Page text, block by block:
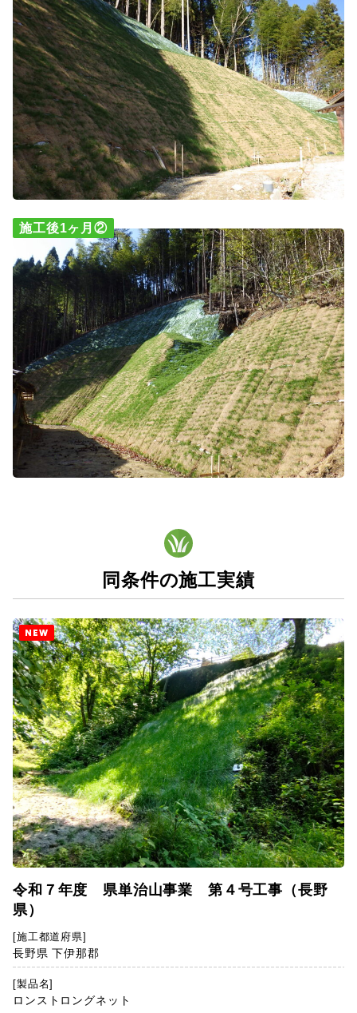
施工後1ヶ月②
同条件の施工実績
NEW
令和７年度 県単治山事業 第４号工事（長野
県）
[施工都道府県]
長野県 下伊那郡
[製品名]
ロンストロングネット